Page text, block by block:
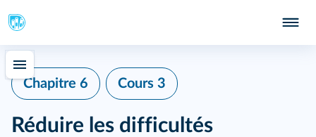
Chapitre 6 Cours 3
Réduire les difficultés